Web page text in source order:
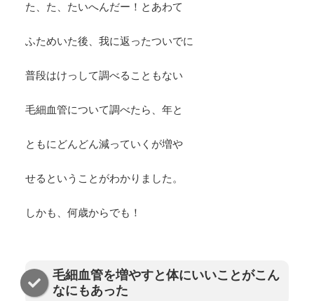
た、た、たいへんだー！とあわて
ふためいた後、我に返ったついでに
普段はけっして調べることもない
毛細血管について調べたら、年と
ともにどんどん減っていくが増や
せるということがわかりました。
しかも、何歳からでも！
毛細血管を増やすと体にいいことがこん
なにもあった